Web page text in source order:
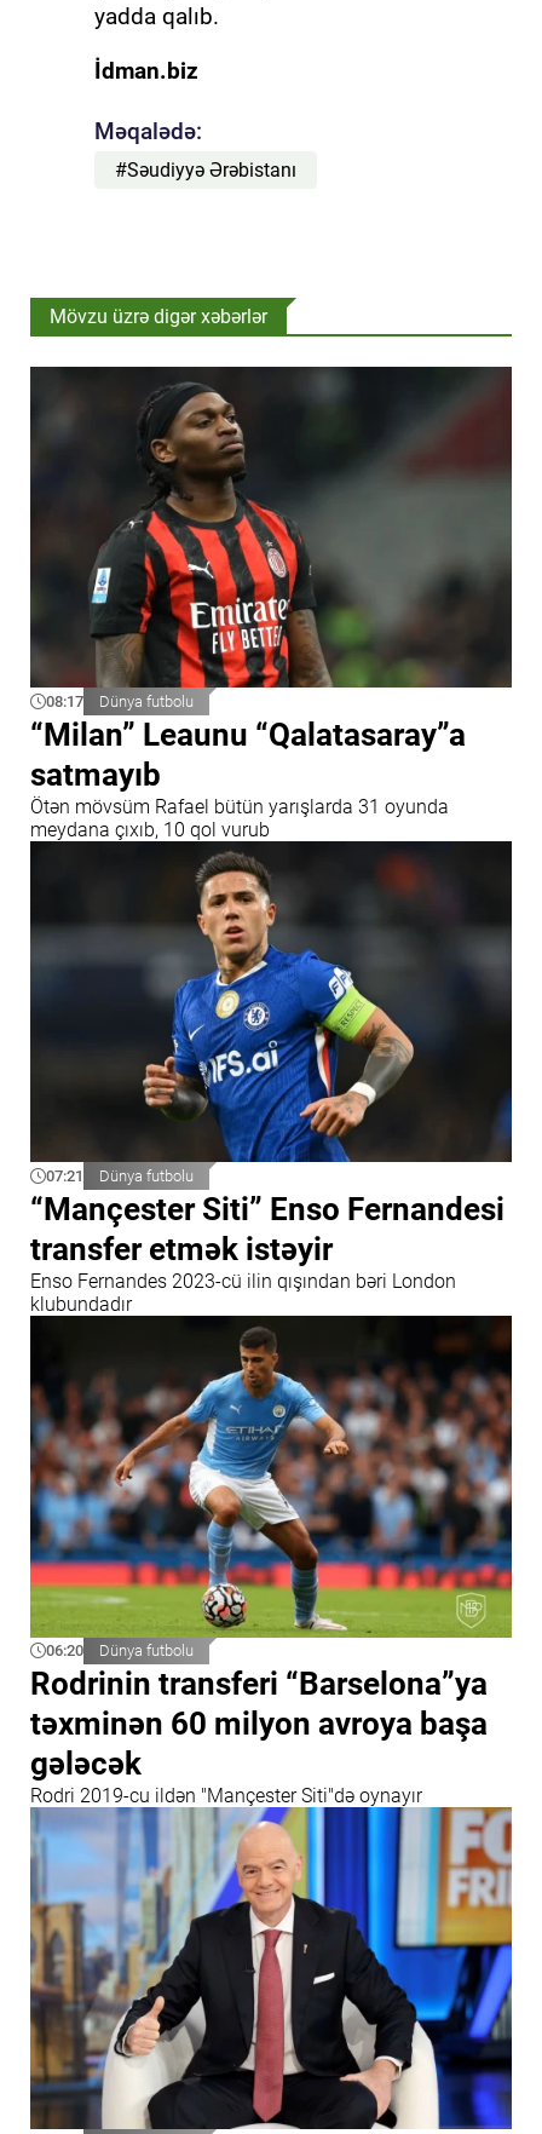
yadda qalıb.
İdman.biz
Məqalədə:
#Səudiyyə Ərəbistanı
Mövzu üzrə digər xəbərlər
08:17 Dünya futbolu
“Milan” Leaunu “Qalatasaray”a
satmayıb
Ötən mövsüm Rafael bütün yarışlarda 31 oyunda
meydana çıxıb, 10 qol vurub
07:21 Dünya futbolu
“Mançester Siti” Enso Fernandesi
transfer etmək istəyir
Enso Fernandes 2023-cü ilin qışından bəri London
klubundadır
06:20 Dünya futbolu
Rodrinin transferi “Barselona”ya
təxminən 60 milyon avroya başa
gələcək
Rodri 2019-cu ildən "Mançester Siti"də oynayır